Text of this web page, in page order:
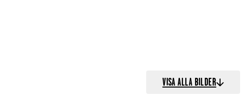
VISA ALLA BILDER